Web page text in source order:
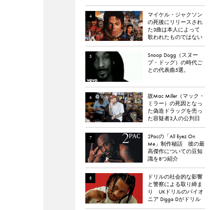
マイケル・ジャクソン
の死後にリリースされ
た3曲は本人によって
歌われたものではない
と報道される
Snoop Dogg（スヌー
プ・ドッグ）の時代ご
との代表曲5選。
故Mac Miller（マック・
ミラー）の死因となっ
た偽造ドラッグを売っ
た容疑者3人の公判日
2Pacの「All Eyez On
Me」制作秘話 彼の最
高傑作についての豆知
識を8つ紹介
ドリルの社会的な影響
と警察による取り締ま
り UKドリルのパイオ
ニア Digga Dがドリル